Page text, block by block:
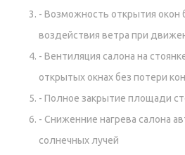
- Возможность открытия окон
воздействия ветра при
- Вентиляция салона на
открытых окнах без потери
- Полное закрытие площади
- Сниженние нагрева салона
солнечных лучей